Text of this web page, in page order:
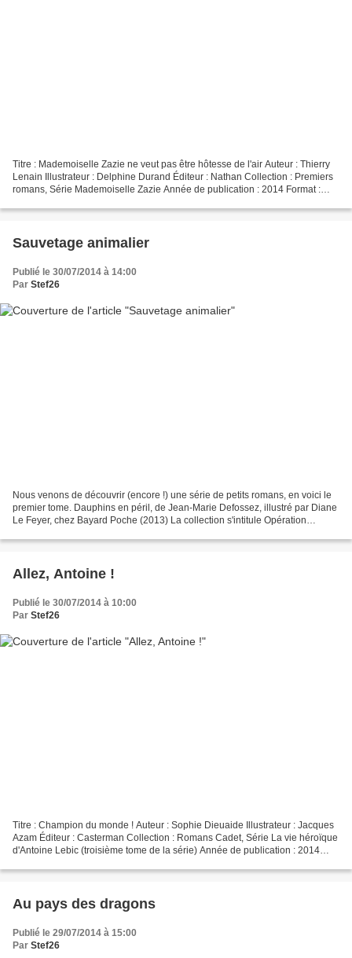
Titre : Mademoiselle Zazie ne veut pas être hôtesse de l'air Auteur : Thierry
Lenain Illustrateur : Delphine Durand Éditeur : Nathan Collection : Premiers
romans, Série Mademoiselle Zazie Année de publication : 2014 Format :
Sauvetage animalier
Publié le 30/07/2014 à 14:00
Par Stef26
Nous venons de découvrir (encore !) une série de petits romans, en voici le
premier tome. Dauphins en péril, de Jean-Marie Defossez, illustré par Diane
Le Feyer, chez Bayard Poche (2013) La collection s'intitule Opération
Allez, Antoine !
Publié le 30/07/2014 à 10:00
Par Stef26
Titre : Champion du monde ! Auteur : Sophie Dieuaide Illustrateur : Jacques
Azam Éditeur : Casterman Collection : Romans Cadet, Série La vie héroïque
d'Antoine Lebic (troisième tome de la série) Année de publication : 2014
Au pays des dragons
Publié le 29/07/2014 à 15:00
Par Stef26